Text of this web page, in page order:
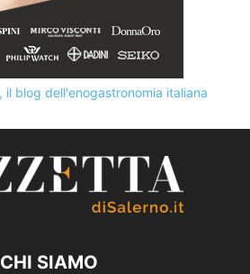
CHI SIAMO